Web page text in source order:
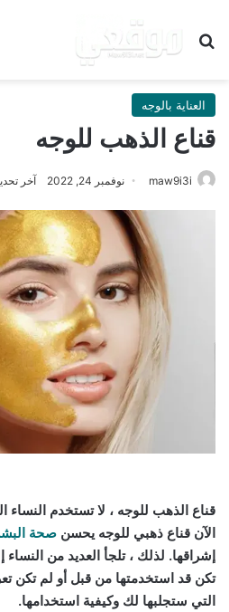
بحث عن
العناية بالوجه
قناع الذهب للوجه
maw9i3i نوفمبر 24, 2022 آخر تحديث:
قناع الذهب للوجه ، لا تستخدم
الآن قناع ذهبي للوجه يحسن صحة
إشراقها. لذلك ، تلجأ العديد من
تكن قد استخدمتها من قبل أو لم تكن
التي ستجلبها لك وكيفية استخدامها.